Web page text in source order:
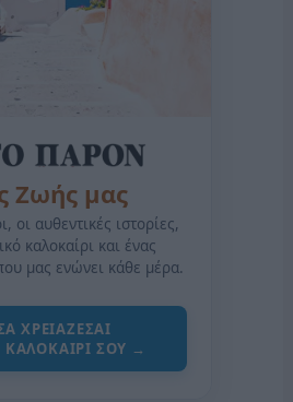
Ζωής μας
οι αυθεντικές ιστορίες,
καλοκαίρι και ένας
μας ενώνει κάθε μέρα.
ΧΡΕΙΑΖΕΣΑΙ
ΚΑΛΟΚΑΙΡΙ ΣΟΥ →